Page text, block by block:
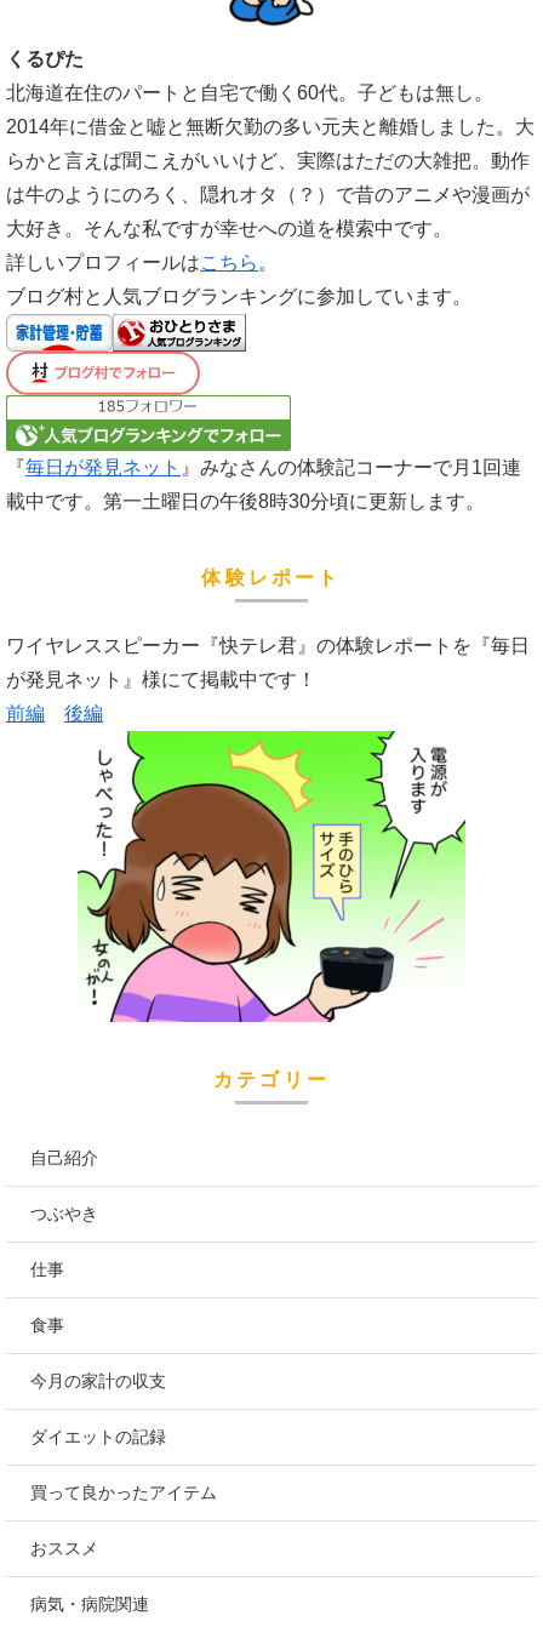
くるぴた
北海道在住のパートと自宅で働く60代。子どもは無し。
2014年に借金と嘘と無断欠勤の多い元夫と離婚しました。大
らかと言えば聞こえがいいけど、実際はただの大雑把。動作
は牛のようにのろく、隠れオタ（？）で昔のアニメや漫画が
大好き。そんな私ですが幸せへの道を模索中です。
詳しいプロフィールはこちら 。
ブログ村と人気ブログランキングに参加しています。
『毎日が発見ネット 』みなさんの体験記コーナーで月1回連
載中です。第一土曜日の午後8時30分頃に更新します。
体験レポート
ワイヤレススピーカー『快テレ君』の体験レポートを『毎日
が発見ネット』様にて掲載中です！
前編
後編
カテゴリー
自己紹介
つぶやき
仕事
食事
今月の家計の収支
ダイエットの記録
買って良かったアイテム
おススメ
病気・病院関連